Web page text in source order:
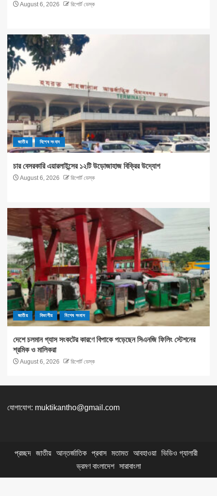
August 6, 2026 রিপোর্ট ডেস্ক
জাতীয় বিশেষ সংবাদ
চার বেসরকারি এয়ারলাইন্সের ১২টি উড়োজাহাজ বিক্রির উদ্যোগ
August 6, 2026 রিপোর্ট ডেস্ক
জাতীয় বিভাগীয় বিশেষ সংবাদ
দেশে চলমান গ্যাস সংকটের কারণে বিপাকে পড়েছেন সিএনজি ফিলিং স্টেশনের
শ্রমিক ও মালিকরা
August 6, 2026 রিপোর্ট ডেস্ক
যোগাযোগ: muktikantho@gmail.com
প্রচ্ছদ জাতীয় আন্তর্জাতিক প্রবাস মতামত আবহাওয়া ভিডিও গ্যালারী
ভ্রমণ বাংলাদেশ
সারাবাংলা